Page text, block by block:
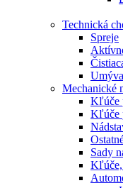
Technická
Spreje
Mechanické
Kľúče
Kľúče
Sady
Kľúče,